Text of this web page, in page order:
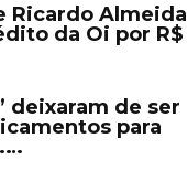
Ricardo Almeida
da Oi por R$
deixaram de ser
para